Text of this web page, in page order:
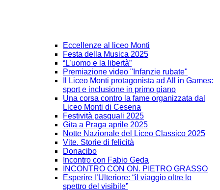
Eccellenze al liceo Monti
Festa della Musica 2025
“L’uomo e la libertà”
Premiazione video "Infanzie rubate"
Il Liceo Monti protagonista ad All in Games:
sport e inclusione in primo piano
Una corsa contro la fame organizzata dal
Liceo Monti di Cesena
Festività pasquali 2025
Gita a Praga aprile 2025
Notte Nazionale del Liceo Classico 2025
Vite. Storie di felicità
Donacibo
Incontro con Fabio Geda
INCONTRO CON ON. PIETRO GRASSO
Esperire l’Ulteriore: “il viaggio oltre lo
spettro del visibile”